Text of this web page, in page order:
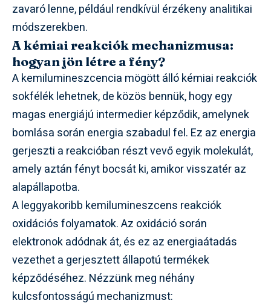
zavaró lenne, például rendkívül érzékeny analitikai
módszerekben.
A kémiai reakciók mechanizmusa:
hogyan jön létre a fény?
A kemilumineszcencia mögött álló kémiai reakciók
sokfélék lehetnek, de közös bennük, hogy egy
magas energiájú intermedier képződik, amelynek
bomlása során energia szabadul fel. Ez az energia
gerjeszti a reakcióban részt vevő egyik molekulát,
amely aztán fényt bocsát ki, amikor visszatér az
alapállapotba.
A leggyakoribb kemilumineszcens reakciók
oxidációs folyamatok. Az oxidáció során
elektronok adódnak át, és ez az energiaátadás
vezethet a gerjesztett állapotú termékek
képződéséhez. Nézzünk meg néhány
kulcsfontosságú mechanizmust: